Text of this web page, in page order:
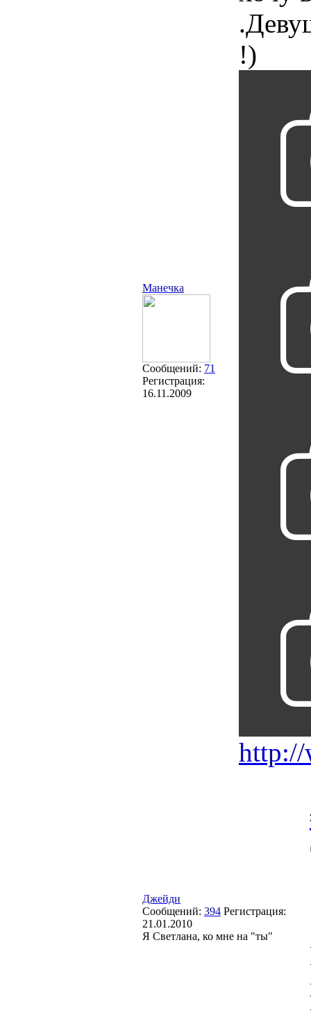
Манечка
Сообщений: 71
Регистрация:
16.11.2009
!)
http://
Джейди
Сообщений: 394 Регистрация:
21.01.2010
Я Светлана, ко мне на "ты"